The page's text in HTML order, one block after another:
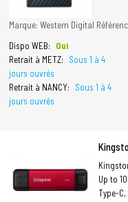
Marque: Western Digital
Dispo WEB:
Oui
Retrait à METZ:
Sous 1 à 4
jours ouvrés
Retrait à NANCY:
Sous 1 à 4
jours ouvrés
Up to
Type-C,